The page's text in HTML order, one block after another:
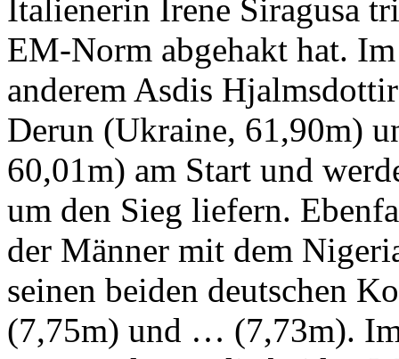
Italienerin Irene Siragusa
EM-Norm abgehakt hat.
anderem Asdis
Derun (Ukraine, 61,90m)
60,01m) am Start und
um den Sieg liefern.
der Männer mit dem
seinen beiden deutschen
(7,75m) und … (7,73m).